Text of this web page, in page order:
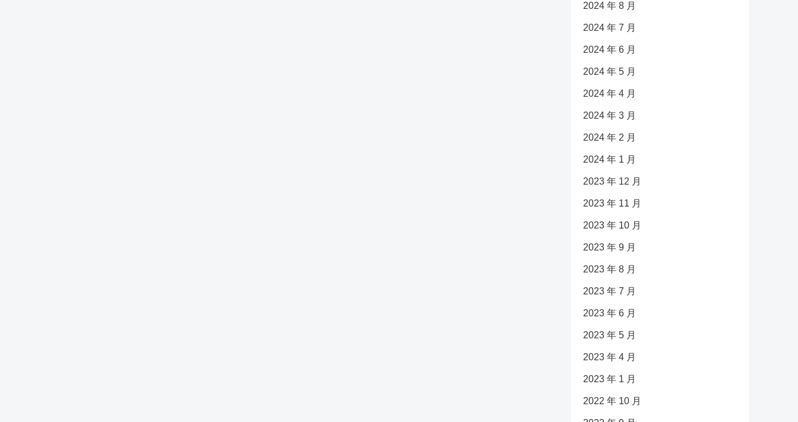
2024 年 8 月
2024 年 7 月
2024 年 6 月
2024 年 5 月
2024 年 4 月
2024 年 3 月
2024 年 2 月
2024 年 1 月
2023 年 12 月
2023 年 11 月
2023 年 10 月
2023 年 9 月
2023 年 8 月
2023 年 7 月
2023 年 6 月
2023 年 5 月
2023 年 4 月
2023 年 1 月
2022 年 10 月